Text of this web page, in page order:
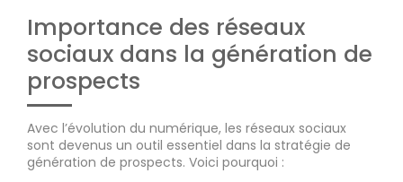
Importance des réseaux
sociaux dans la génération de
prospects
Avec l’évolution du numérique, les réseaux sociaux
sont devenus un outil essentiel dans la stratégie de
génération de prospects. Voici pourquoi :